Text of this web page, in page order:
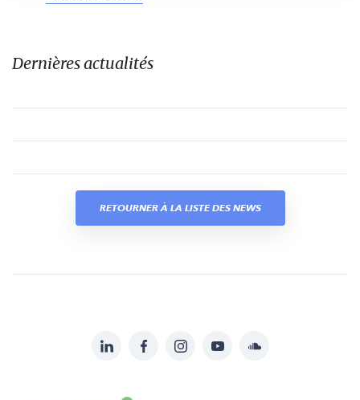
Dernières actualités
RETOURNER À LA LISTE DES NEWS
LinkedInFacebookInstagramYouTubeSoundcloud